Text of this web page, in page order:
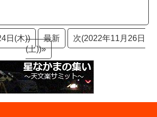
日(木)) 最新
次(2022年11月26日
(土))»